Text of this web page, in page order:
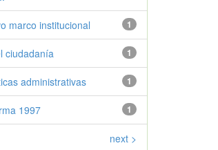
1
marco institucional
1
ciudadanía
1
administrativas
1
1997
next >